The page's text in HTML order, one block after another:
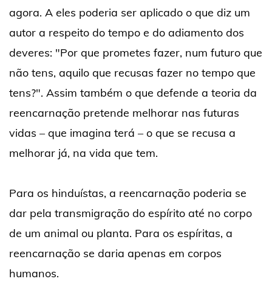
agora. A eles poderia ser aplicado o que diz um
autor a respeito do tempo e do adiamento dos
deveres: "Por que prometes fazer, num futuro que
não tens, aquilo que recusas fazer no tempo que
tens?". Assim também o que defende a teoria da
reencarnação pretende melhorar nas futuras
vidas – que imagina terá – o que se recusa a
melhorar já, na vida que tem.
Para os hinduístas, a reencarnação poderia se
dar pela transmigração do espírito até no corpo
de um animal ou planta. Para os espíritas, a
reencarnação se daria apenas em corpos
humanos.